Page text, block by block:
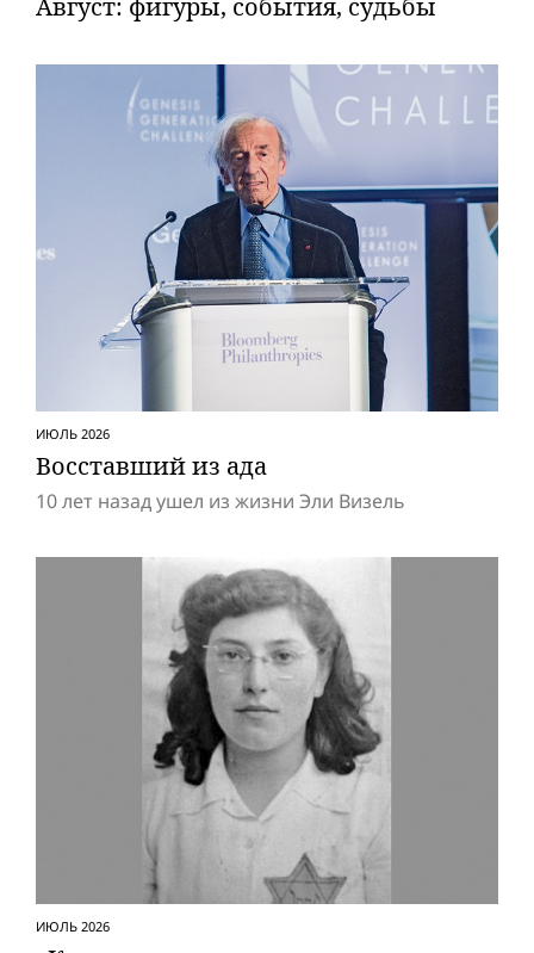
ИЮЛЬ 2026
Восставший из ада
10 лет назад ушел из жизни Эли Визель
ИЮЛЬ 2026